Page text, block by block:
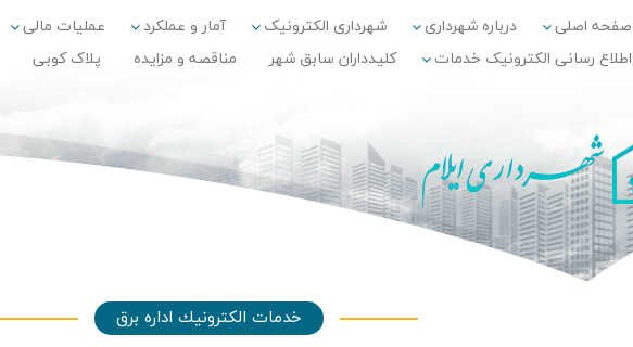
صفحه اصلی درباره شهرداری شهرداری الکترونیک آمار و عملکرد عملیات مالی
اطلاع رسانی الکترونیک خدمات
کلیدداران سابق شهر مناقصه و مزایده پلاک کوبی
خدمات الكترونيك اداره برق